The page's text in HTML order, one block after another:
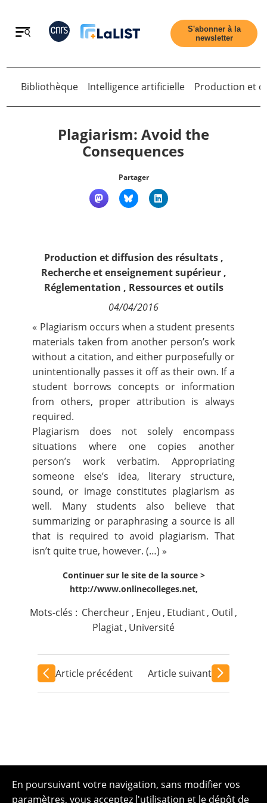
Retour
Contact
S'abonner à la
newsletter
Retour
Bibliothèque Intelligence artificielle Production et
Plagiarism: Avoid the
Consequences
Partager
Production et diffusion des résultats,
Recherche et enseignement supérieur,
Réglementation , Ressources et outils
04/04/2016
« Plagiarism occurs when a student presents
materials taken from another person’s work
without a citation, and either purposefully or
unintentionally passes it off as their own. If a
student borrows concepts or information
from others, proper attribution is always
required.
Plagiarism does not solely encompass
situations where one copies another
person’s work verbatim. Appropriating
someone else’s idea, literary structure,
sound, or image constitutes plagiarism as
well. Many students also believe that
summarizing or paraphrasing a source is all
that is required to avoid plagiarism. That
isn’t quite true, however. (…) »
Continuer sur le site de la source >
http://www.onlinecolleges.net,
Mots-clés : Chercheur , Enjeu , Etudiant, Outil ,
Plagiat, Université
Article précédent Article suivant
En poursuivant votre navigation, sans modifier vos
paramètres, vous acceptez l'utilisation et le dépôt de